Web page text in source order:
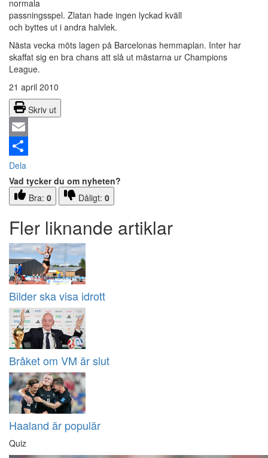
normala
passningsspel. Zlatan hade ingen lyckad kväll
och byttes ut i andra halvlek.
Nästa vecka möts lagen på Barcelonas hemmaplan. Inter har
skaffat sig en bra chans att slå ut mästarna ur Champions
League.
21 april 2010
Skriv ut
Email
Dela
Vad tycker du om nyheten?
Bra: 0 Dåligt: 0
Fler liknande artiklar
Bilder ska visa idrott
Bråket om VM är slut
Haaland är populär
Quiz